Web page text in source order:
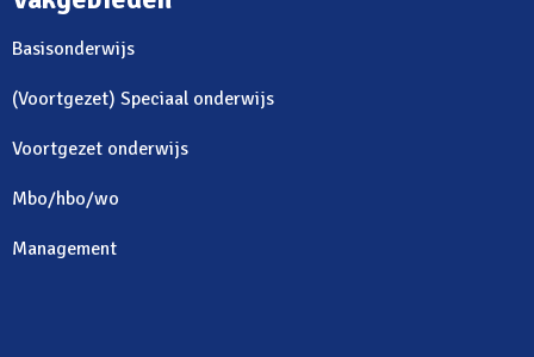
Basisonderwijs
(Voortgezet) Speciaal onderwijs
Voortgezet onderwijs
Mbo/hbo/wo
Management